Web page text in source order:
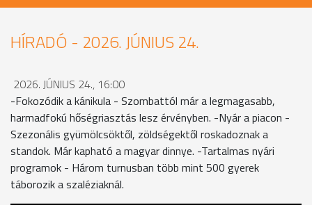
HÍRADÓ - 2026. JÚNIUS 24.
2026. JÚNIUS 24., 16:00
-Fokozódik a kánikula - Szombattól már a legmagasabb,
harmadfokú hőségriasztás lesz érvényben. -Nyár a piacon -
Szezonális gyümölcsöktől, zöldségektől roskadoznak a
standok. Már kapható a magyar dinnye. -Tartalmas nyári
programok - Három turnusban több mint 500 gyerek
táborozik a szaléziaknál.